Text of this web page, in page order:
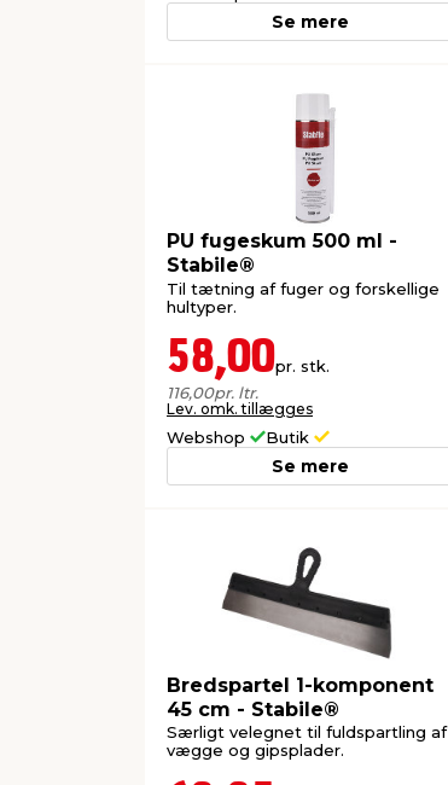
Se mere
PU fugeskum 500 ml -
Stabile®
Til tætning af fuger og forskellige
hultyper.
58,00pr. stk.
116,00pr. ltr.
Lev. omk. tillægges
Webshop Butik
Se mere
Bredspartel 1-komponent
45 cm - Stabile®
Særligt velegnet til fuldspartling af
vægge og gipsplader.